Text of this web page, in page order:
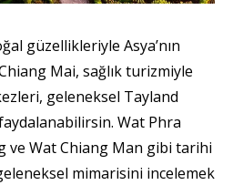
güzellikleriyle Asya’nın
Mai, sağlık turizmiyle
geleneksel Tayland
Wat Phra
ve Wat Chiang Man gibi tarihi
mimarisini incelemek